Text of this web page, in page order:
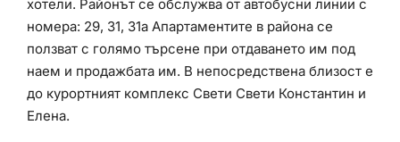
хотели. Районът се обслужва от автобусни линии с
номера: 29, 31, 31а Апартаментите в района се
ползват с голямо търсене при отдаването им под
наем и продажбата им. В непосредствена близост е
до курортният комплекс Свети Свети Константин и
Елена.